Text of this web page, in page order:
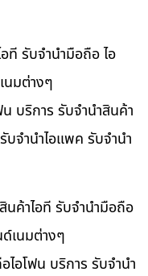
ที รับจำนำมือถือ ไอ
นมต่างๆ
บริการ รับจำนำสินค้า
จำนำไอแพค รับจำนำ
นค้าไอที รับจำนำมือถือ
เนมต่างๆ
อโฟน บริการ รับจำนำ